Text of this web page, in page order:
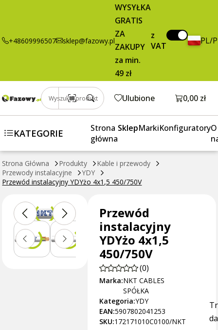
+48609996507 sklep@fazowy.pl
WYSYŁKA
GRATIS
ZA
ZAKUPY
za min.
49 zł
z
VAT
PL/
Wyszukaj produkt Ulubione Otwórz
0,00 zł
KATEGORIE
Strona
główna
SklepMarkiKonfiguratoryO
Strona Główna Produkty
Kable i przewody
Przewody instalacyjne
YDY
Przewód instalacyjny YDYżo 4x1,5 450/750V
450/750V
5,29 zł
brutto / m Dodaj do koszyka
Przewód
instalacyjny
YDYżo 4x1,5
450/750V
(0)
Marka:NKT CABLES
SPÓŁKA
Kategoria:YDY
EAN:5907802041253
SKU:172171010C0100/NKT